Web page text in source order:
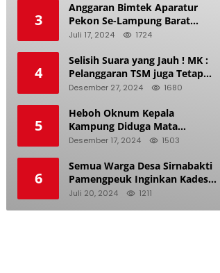
3
Anggaran Bimtek Aparatur
Pekon Se-Lampung Barat
Diduga Ladang Korupsi Buat
Juli 17, 2024 1724
4
Selisih Suara yang Jauh ! MK :
Pelanggaran TSM juga Tetap
Mengacu pada Prinsip Keadilan
Desember 27, 2024 1680
5
Heboh Oknum Kepala
Kampung Diduga Mata
Keranjang dan Doyan Istri
Desember 17, 2024 1503
6
Semua Warga Desa Sirnabakti
Pamengpeuk Inginkan Kades
Herdi Hidayat di Berhentikan
Juli 20, 2024 1211